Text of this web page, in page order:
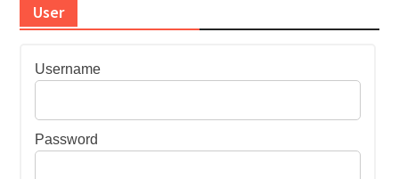
User
Username
Password